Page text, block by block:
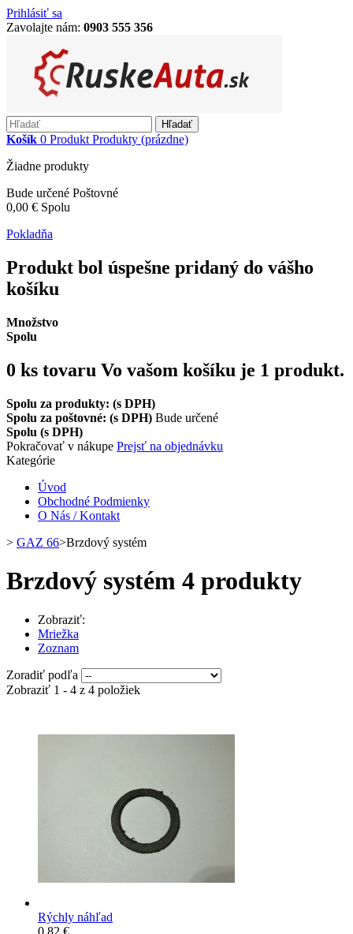
Prihlásiť sa
Zavolajte nám: 0903 555 356
Hľadať
Košík 0 Produkt Produkty (prázdne)
Žiadne produkty
Bude určené Poštovné
0,00 € Spolu
Pokladňa
Produkt bol úspešne pridaný do vášho
košíku
Množstvo
Spolu
0 ks tovaru Vo vašom košíku je 1 produkt.
Spolu za produkty: (s DPH)
Spolu za poštovné: (s DPH) Bude určené
Spolu (s DPH)
Pokračovať v nákupe Prejsť na objednávku
Kategórie
Úvod
Obchodné Podmienky
O Nás / Kontakt
> GAZ 66>Brzdový systém
Brzdový systém 4 produkty
Zobraziť:
Mriežka
Zoznam
Zoradiť podľa
Zobraziť 1 - 4 z 4 položiek
Rýchly náhľad
0,82 €